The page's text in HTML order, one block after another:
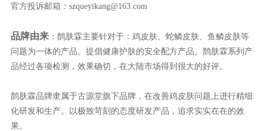
官方投诉邮箱：szqueyikang@163.com
品牌由来：鹊肤霖主要针对于：鸡皮肤、蛇鳞皮肤、鱼鳞皮肤等
问题为一体的产品。提倡健康护肤的安全配方产品。鹊肤霖系列产
品经过各项检测，效果确切，在大陆市场得到很大的好评。
鹊肤霖品牌隶属于古源堂旗下品牌，在改善鸡皮肤问题上进行精细
化研发和生产。以极致苛刻的态度研发产品，追求实实在在的效
果。